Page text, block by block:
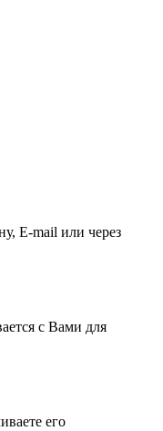
E-mail или через
с Вами для
его